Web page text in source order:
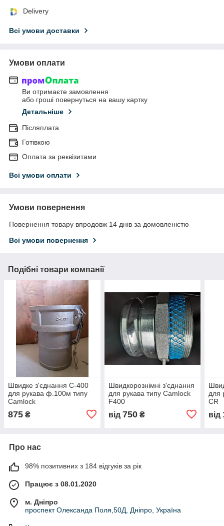
Delivery
Всі умови доставки
Умови оплати
Ви отримаєте замовлення
або гроші повернуться на вашу картку
Детальніше
Післяплата
Готівкою
Оплата за реквізитами
Всі умови оплати
Умови повернення
Повернення товару впродовж 14 днів за домовленістю
Всі умови повернення
Подібні товари компанії
Швидке з'єднання С-400
для рукава ф.100м типу
Camlock
875 ₴
Швидкорознімні з'єднання
для рукава типу Camlock
F400
від 750₴
для
CR
від
Про нас
98% позитивних з 184 відгуків за рік
Працює з 08.01.2020
м. Дніпро
проспект Олександа Поля,50Д, Дніпро, Україна